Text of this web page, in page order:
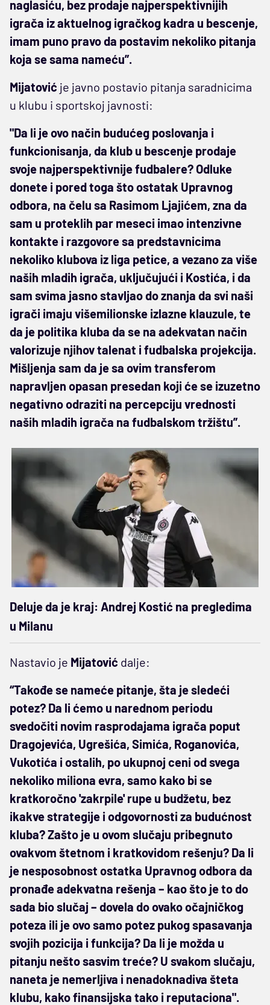
naglasiću, bez prodaje najperspektivnijih
igrača iz aktuelnog igračkog kadra u bescenje,
imam puno pravo da postavim nekoliko pitanja
koja se sama nameću”.
Mijatović je javno postavio pitanja saradnicima
u klubu i sportskoj javnosti:
"Da li je ovo način budućeg poslovanja i
funkcionisanja, da klub u bescenje prodaje
svoje najperspektivnije fudbalere? Odluke
donete i pored toga što ostatak Upravnog
odbora, na čelu sa Rasimom Ljajićem, zna da
sam u proteklih par meseci imao intenzivne
kontakte i razgovore sa predstavnicima
nekoliko klubova iz liga petice, a vezano za više
naših mladih igrača, uključujući i Kostića, i da
sam svima jasno stavljao do znanja da svi naši
igrači imaju višemilionske izlazne klauzule, te
da je politika kluba da se na adekvatan način
valorizuje njihov talenat i fudbalska projekcija.
Mišljenja sam da je sa ovim transferom
napravljen opasan presedan koji će se izuzetno
negativno odraziti na percepciju vrednosti
naših mladih igrača na fudbalskom tržištu”.
Deluje da je kraj: Andrej Kostić na pregledima
u Milanu
Nastavio je Mijatović dalje:
“Takođe se nameće pitanje, šta je sledeći
potez? Da li ćemo u narednom periodu
svedočiti novim rasprodajama igrača poput
Dragojevića, Ugrešića, Simića, Roganovića,
Vukotića i ostalih, po ukupnoj ceni od svega
nekoliko miliona evra, samo kako bi se
kratkoročno 'zakrpile' rupe u budžetu, bez
ikakve strategije i odgovornosti za budućnost
kluba? Zašto je u ovom slučaju pribegnuto
ovakvom štetnom i kratkovidom rešenju? Da li
je nesposobnost ostatka Upravnog odbora da
pronađe adekvatna rešenja – kao što je to do
sada bio slučaj – dovela do ovako očajničkog
poteza ili je ovo samo potez pukog spasavanja
svojih pozicija i funkcija? Da li je možda u
pitanju nešto sasvim treće? U svakom slučaju,
naneta je nemerljiva i nenadoknadiva šteta
klubu, kako finansijska tako i reputaciona".